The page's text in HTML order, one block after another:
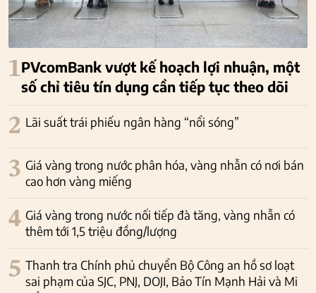
1PVcomBank vượt kế hoạch lợi nhuận, một
số chỉ tiêu tín dụng cần tiếp tục theo dõi
2 Lãi suất trái phiếu ngân hàng “nổi sóng”
3 Giá vàng trong nước phân hóa, vàng nhẫn có nơi bán
cao hơn vàng miếng
4 Giá vàng trong nước nối tiếp đà tăng, vàng nhẫn có
thêm tới 1,5 triệu đồng/lượng
5 Thanh tra Chính phủ chuyển Bộ Công an hồ sơ loạt
sai phạm của SJC, PNJ, DOJI, Bảo Tín Mạnh Hải và Mi